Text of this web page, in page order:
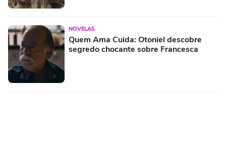
NOVELAS
Quem Ama Cuida: Otoniel descobre
segredo chocante sobre Francesca